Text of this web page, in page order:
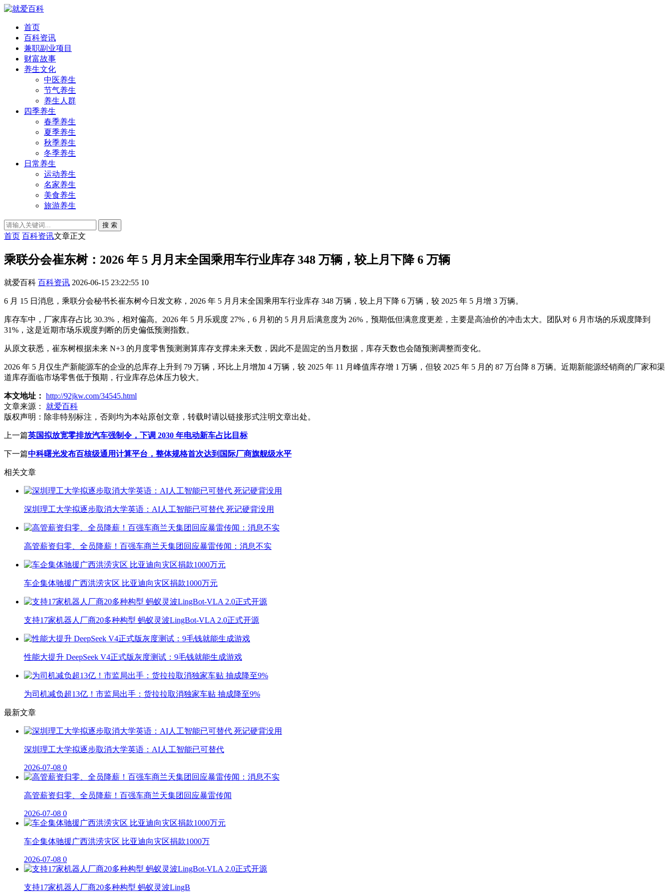
首页
百科资讯
兼职副业项目
财富故事
养生文化
中医养生
节气养生
养生人群
四季养生
春季养生
夏季养生
秋季养生
冬季养生
日常养生
运动养生
名家养生
美食养生
旅游养生
搜 索
首页 百科资讯文章正文
乘联分会崔东树：2026 年 5 月月末全国乘用车行业库存 348 万辆，较上月下降 6 万辆
就爱百科 百科资讯 2026-06-15 23:22:55 10
6 月 15 日消息，乘联分会秘书长崔东树今日发文称，2026 年 5 月月末全国乘用车行业库存 348 万辆，较上月下降 6 万辆，较 2025 年 5 月增 3 万辆。
库存车中，厂家库存占比 30.3%，相对偏高。2026 年 5 月乐观度 27%，6 月初的 5 月月后满意度为 26%，预期低但满意度更差，主要是高油价的冲击太大。团队对 6 月市场的乐观度降到
31%，这是近期市场乐观度判断的历史偏低预测指数。
从原文获悉，崔东树根据未来 N+3 的月度零售预测测算库存支撑未来天数，因此不是固定的当月数据，库存天数也会随预测调整而变化。
2026 年 5 月仅生产新能源车的企业的总库存上升到 79 万辆，环比上月增加 4 万辆，较 2025 年 11 月峰值库存增 1 万辆，但较 2025 年 5 月的 87 万台降 8 万辆。近期新能源经销商的厂家和渠
道库存面临市场零售低于预期，行业库存总体压力较大。
本文地址： http://92jkw.com/34545.html
文章来源：
就爱百科
版权声明： 除非特别标注，否则均为本站原创文章，转载时请以链接形式注明文章出处。
上一篇英国拟放宽零排放汽车强制令，下调 2030 年电动新车占比目标
下一篇中科曙光发布百核级通用计算平台，整体规格首次达到国际厂商旗舰级水平
相关文章
深圳理工大学拟逐步取消大学英语：AI人工智能已可替代 死记硬背没用
高管薪资归零、全员降薪！百强车商兰天集团回应暴雷传闻：消息不实
车企集体驰援广西洪涝灾区 比亚迪向灾区捐款1000万元
支持17家机器人厂商20多种构型 蚂蚁灵波LingBot-VLA 2.0正式开源
性能大提升 DeepSeek V4正式版灰度测试：9毛钱就能生成游戏
为司机减负超13亿！市监局出手：货拉拉取消独家车贴 抽成降至9%
最新文章
深圳理工大学拟逐步取消大学英语：AI人工智能已可替代
2026-07-08 0
高管薪资归零、全员降薪！百强车商兰天集团回应暴雷传闻
2026-07-08 0
车企集体驰援广西洪涝灾区 比亚迪向灾区捐款1000万
2026-07-08 0
支持17家机器人厂商20多种构型 蚂蚁灵波LingB